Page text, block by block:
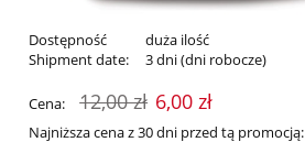
Dostępność
duża ilość
Shipment date:
3 dni (dni robocze)
Cena: 12,00 zł 6,00 zł
Najniższa cena z 30 dni przed tą promocją: